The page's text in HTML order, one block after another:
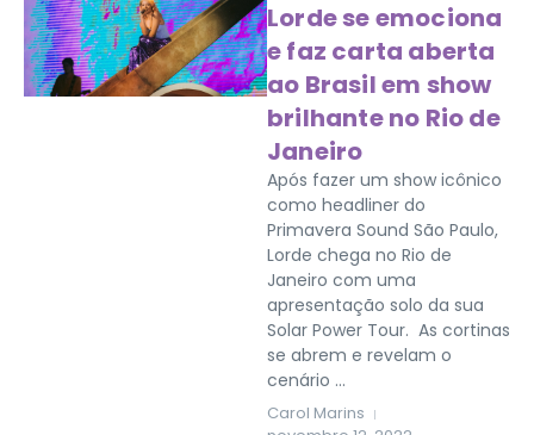
Lorde se emociona
e faz carta aberta
ao Brasil em show
brilhante no Rio de
Janeiro
Após fazer um show icônico
como headliner do
Primavera Sound São Paulo,
Lorde chega no Rio de
Janeiro com uma
apresentação solo da sua
Solar Power Tour. As cortinas
se abrem e revelam o
cenário ...
Carol Marins